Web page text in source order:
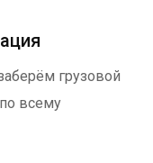
грузовой
всему